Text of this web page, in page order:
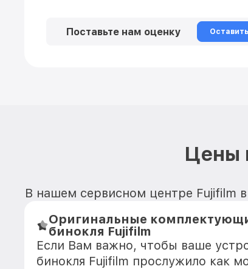
Поставьте нам оценку
Цены
В нашем сервисном центре Fujifilm
Оригинальные
бинокля Fujifilm
Если Вам важно, чтобы ваше
бинокля Fujifilm прослужило как